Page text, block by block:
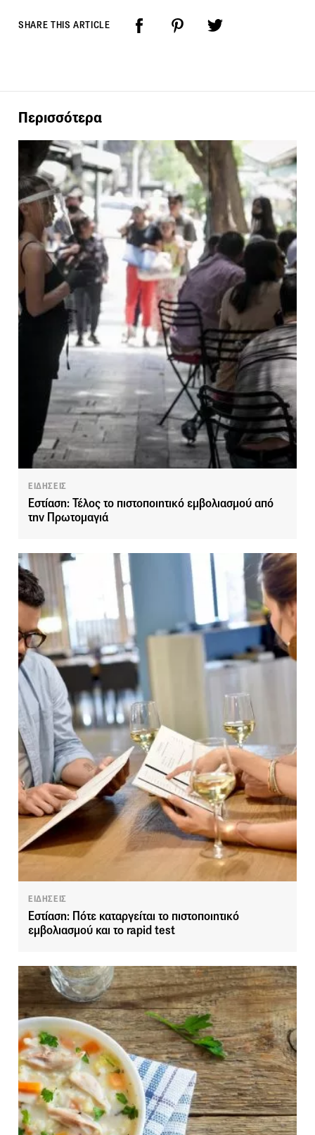
SHARE THIS ARTICLE
Περισσότερα
ΕΙΔΗΣΕΙΣ
Εστίαση: Τέλος το πιστοποιητικό εμβολιασμού από
την Πρωτομαγιά
ΕΙΔΗΣΕΙΣ
Εστίαση: Πότε καταργείται το πιστοποιητικό
εμβολιασμού και το rapid test